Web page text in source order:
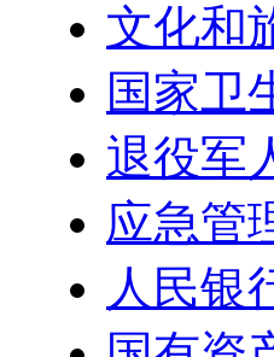
文化和
国家卫
退役军
应急管
人民银